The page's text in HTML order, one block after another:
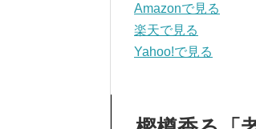
Amazonで見る
楽天で見る
Yahoo!で見る